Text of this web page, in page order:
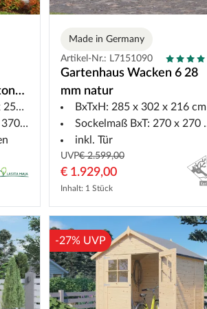
cm
cm
Made in Germany
Artikel-Nr.: L7151090
Gartenhaus Wacken 6 28
mm natur
BxTxH: 285 x 302 x 216 cm
Sockelmaß BxT: 270 x 270 cm
inkl. Tür
UVP€ 2.599,00
€ 1.929,00
Inhalt: 1 Stück
-27% UVP